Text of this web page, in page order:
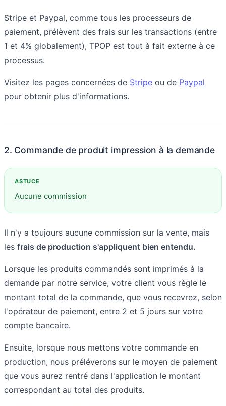
Stripe et Paypal, comme tous les processeurs de
paiement, prélèvent des frais sur les transactions (entre
1 et 4% globalement), TPOP est tout à fait externe à ce
processus.
Visitez les pages concernées de Stripe ou de Paypal
pour obtenir plus d'informations.
2. Commande de produit impression à la demande
Aucune commission
Il n'y a toujours aucune commission sur la vente, mais
les frais de production s'appliquent bien entendu.
Lorsque les produits commandés sont imprimés à la
demande par notre service, votre client vous règle le
montant total de la commande, que vous recevrez, selon
l'opérateur de paiement, entre 2 et 5 jours sur votre
compte bancaire.
Ensuite, lorsque nous mettons votre commande en
production, nous préléverons sur le moyen de paiement
que vous aurez rentré dans l'application le montant
correspondant au total des produits.